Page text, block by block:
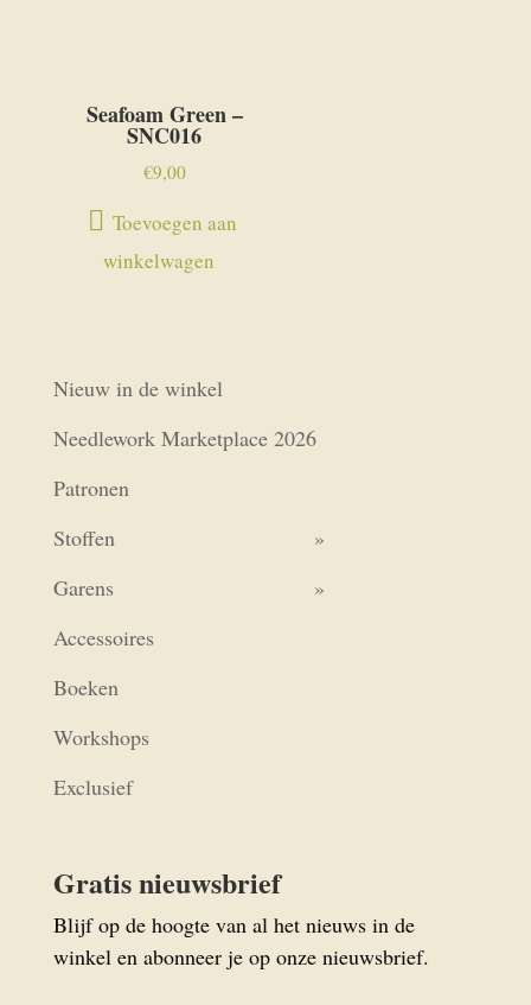
Seafoam Green –
SNC016
€9,00
Toevoegen aan
winkelwagen
Nieuw in de winkel
Needlework Marketplace 2026
Patronen
Stoffen
Garens
Accessoires
Boeken
Workshops
Exclusief
Gratis nieuwsbrief
Blijf op de hoogte van al het nieuws in de
winkel en abonneer je op onze nieuwsbrief.